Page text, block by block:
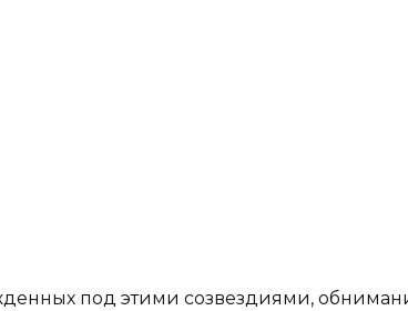
под этими созвездиями,